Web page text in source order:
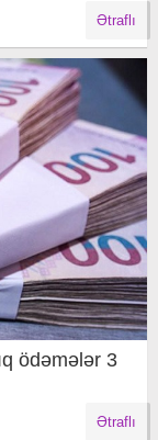
Ətraflı
ödəmələr 3
Ətraflı